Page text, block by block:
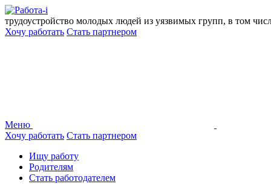
Перейти
к
содержанию
трудоустройство молодых людей из уязвимых групп, в том
Хочу работать Стать партнером
Меню
Хочу работать Стать партнером
Ищу работу
Родителям
Стать работодателем